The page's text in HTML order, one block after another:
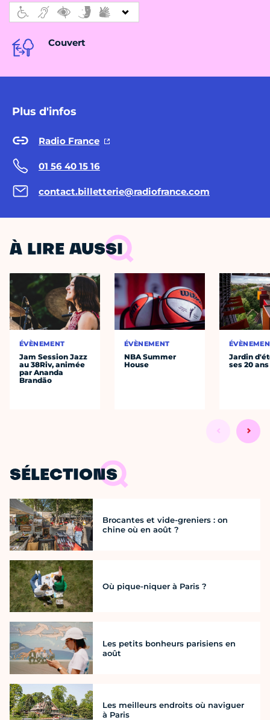
Couvert
Plus d'infos
Radio France
01 56 40 15 16
contact.billetterie@radiofrance.com
À LIRE AUSSI
ÉVÈNEMENT
Jam Session Jazz
au 38Riv, animée
par Ananda
Brandão
ÉVÈNEMENT
NBA Summer
House
Jardin
ses 20 ans
SÉLECTIONS
Brocantes et vide-greniers : on
chine où en août ?
Où pique-niquer à Paris ?
Les petits bonheurs parisiens en
août
Les meilleurs endroits où naviguer
à Paris